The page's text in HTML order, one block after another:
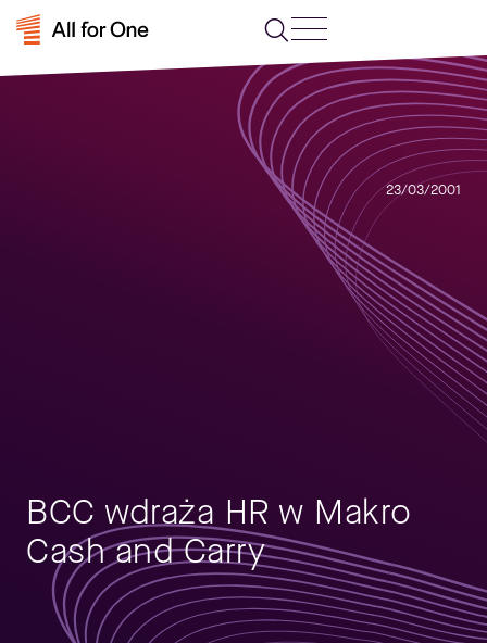
23/03/2001
BCC wdraża HR w Makro
Cash and Carry